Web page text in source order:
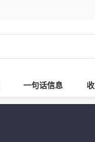
一句话信息